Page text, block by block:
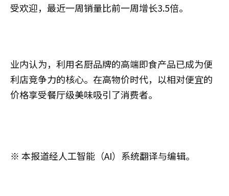
受欢迎，最近一周销量比前一周增长3.5倍。
业内认为，利用名厨品牌的高端即食产品已成为便
利店竞争力的核心。在高物价时代，以相对便宜的
价格享受餐厅级美味吸引了消费者。
※ 本报道经人工智能（AI）系统翻译与编辑。